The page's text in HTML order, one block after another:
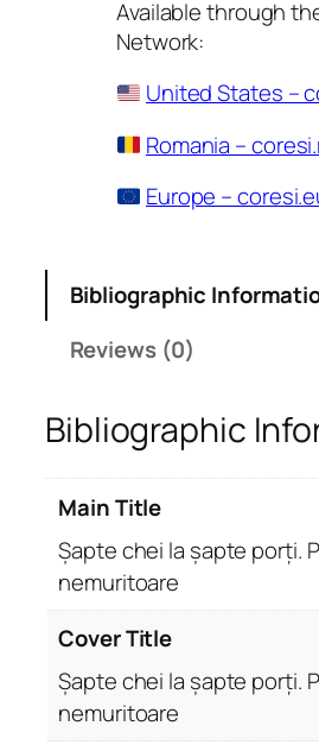
Available through
Network:
United States –
Romania –
Europe –
Bibliographic
Reviews (0)
Bibliographic
Main Title
Șapte chei la șapte porți.
nemuritoare
Cover Title
Șapte chei la șapte porți.
nemuritoare